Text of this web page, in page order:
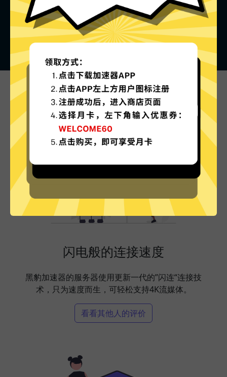
黑豹加速器的特色
闪电般的连接速度
黑豹加速器的服务器使用更新一代的”闪连“连接技
术，只为速度而生，可轻松支持4K流媒体。
看看其他人的评价